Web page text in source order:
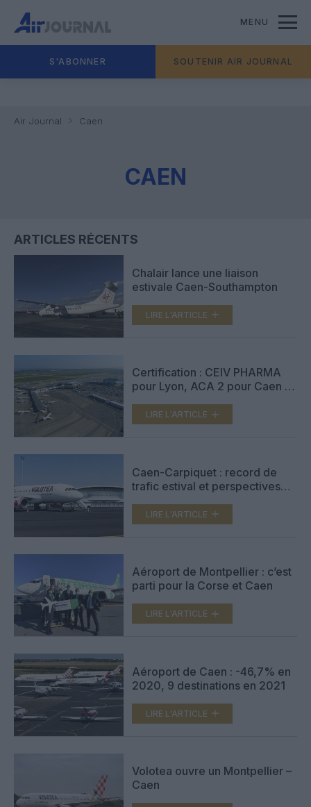
MENU
S'ABONNER SOUTENIR AIR JOURNAL
Air Journal Caen
CAEN
ARTICLES RÉCENTS
Chalair lance une liaison
estivale Caen-Southampton
LIRE L'ARTICLE
Certification : CEIV PHARMA
pour Lyon, ACA 2 pour Caen et
LIRE L'ARTICLE
Caen-Carpiquet : record de
trafic estival et perspectives
LIRE L'ARTICLE
Aéroport de Montpellier : c’est
parti pour la Corse et Caen
LIRE L'ARTICLE
Aéroport de Caen : -46,7% en
2020, 9 destinations en 2021
LIRE L'ARTICLE
Volotea ouvre un Montpellier –
Caen